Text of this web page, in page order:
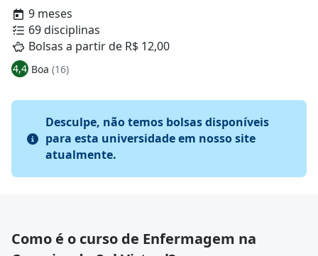
9 meses
69 disciplinas
Bolsas a partir de R$ 12,00
4,4 Boa (16)
Desculpe, não temos bolsas disponíveis
para esta universidade em nosso site
atualmente.
Como é o curso de Enfermagem na